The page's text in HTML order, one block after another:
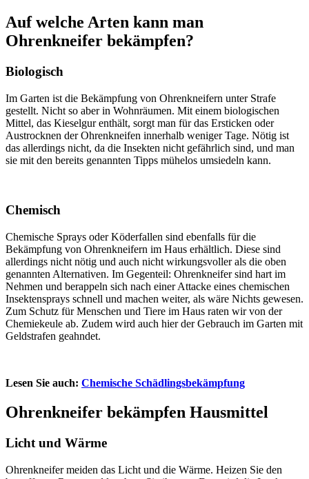
Auf welche Arten kann man
Ohrenkneifer bekämpfen?
Biologisch
Im Garten ist die Bekämpfung von Ohrenkneifern unter Strafe
gestellt. Nicht so aber in Wohnräumen. Mit einem biologischen
Mittel, das Kieselgur enthält, sorgt man für das Ersticken oder
Austrocknen der Ohrenkneifen innerhalb weniger Tage. Nötig ist
das allerdings nicht, da die Insekten nicht gefährlich sind, und man
sie mit den bereits genannten Tipps mühelos umsiedeln kann.
Chemisch
Chemische Sprays oder Köderfallen sind ebenfalls für die
Bekämpfung von Ohrenkneifern im Haus erhältlich. Diese sind
allerdings nicht nötig und auch nicht wirkungsvoller als die oben
genannten Alternativen. Im Gegenteil: Ohrenkneifer sind hart im
Nehmen und berappeln sich nach einer Attacke eines chemischen
Insektensprays schnell und machen weiter, als wäre Nichts gewesen.
Zum Schutz für Menschen und Tiere im Haus raten wir von der
Chemiekeule ab. Zudem wird auch hier der Gebrauch im Garten mit
Geldstrafen geahndet.
Lesen Sie auch: Chemische Schädlingsbekämpfung
Ohrenkneifer bekämpfen Hausmittel
Licht und Wärme
Ohrenkneifer meiden das Licht und die Wärme. Heizen Sie den